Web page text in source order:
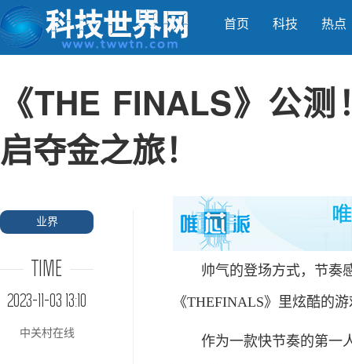
首页 科技 热点
《THE FINALS》公
启夺金之旅！
业界
TIME
2023-11-03 13:10
中关村在线
帅气的登场方式，节奏感
《THEFINALS》里炫酷的
作为一款快节奏的第一人